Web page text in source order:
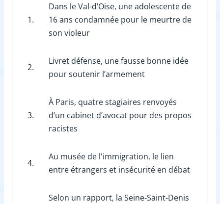
1.
Dans le Val-d’Oise, une adolescente de
16 ans condamnée pour le meurtre de
son violeur
2.
Livret défense, une fausse bonne idée
pour soutenir l’armement
3.
À Paris, quatre stagiaires renvoyés
d’un cabinet d’avocat pour des propos
racistes
4.
Au musée de l'immigration, le lien
entre étrangers et insécurité en débat
Selon un rapport, la Seine-Saint-Denis